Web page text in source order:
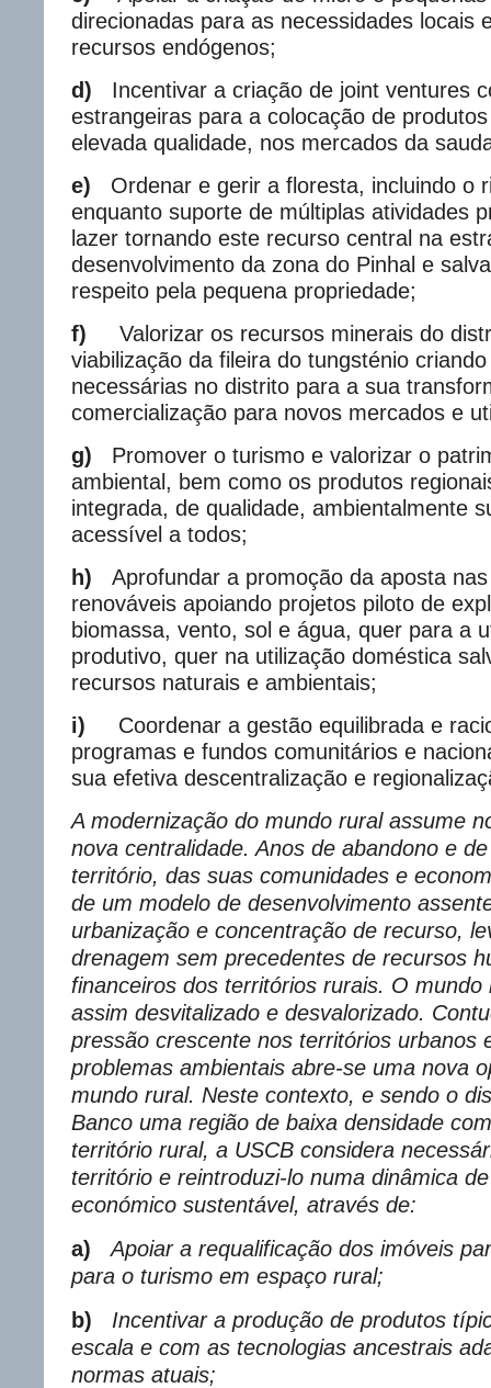
direcionadas para as necessidades locais
recursos endógenos;
d) Incentivar a criação de joint ventures
estrangeiras para a colocação de
elevada qualidade, nos mercados da
e) Ordenar e gerir a floresta, incluindo o
enquanto suporte de múltiplas atividades
lazer tornando este recurso central na
desenvolvimento da zona do Pinhal e
respeito pela pequena propriedade;
f) Valorizar os recursos minerais do
viabilização da fileira do tungsténio
necessárias no distrito para a sua
comercialização para novos mercados e
g) Promover o turismo e valorizar o
ambiental, bem como os produtos
integrada, de qualidade, ambientalmente
acessível a todos;
h) Aprofundar a promoção da aposta
renováveis apoiando projetos piloto de
biomassa, vento, sol e água, quer para a
produtivo, quer na utilização doméstica
recursos naturais e ambientais;
i) Coordenar a gestão equilibrada e
programas e fundos comunitários e
sua efetiva descentralização e
A modernização do mundo rural assume
nova centralidade. Anos de abandono e
território, das suas comunidades e
de um modelo de desenvolvimento
urbanização e concentração de recurso,
drenagem sem precedentes de recursos
financeiros dos territórios rurais. O mundo
assim desvitalizado e desvalorizado.
pressão crescente nos territórios urbanos
problemas ambientais abre-se uma nova
mundo rural. Neste contexto, e sendo o
Banco uma região de baixa densidade
território rural, a USCB considera
território e reintroduzi-lo numa dinâmica
económico sustentável, através de:
a)Apoiar a requalificação dos imóveis
para o turismo em espaço rural;
b) Incentivar a produção de produtos
escala e com as tecnologias ancestrais
normas atuais;